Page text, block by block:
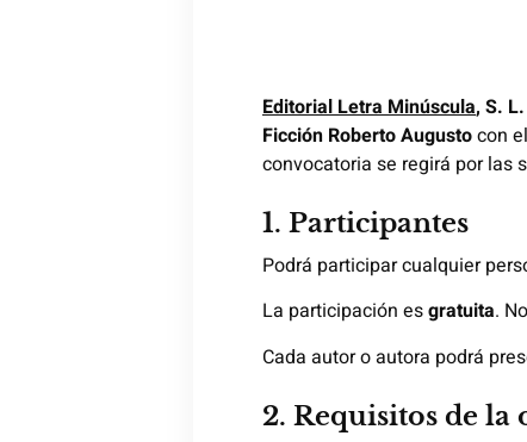
Editorial Letra Minúscula, S. L.
Ficción Roberto Augustocon
convocatoria se regirá por las
1. Participantes
Podrá participar cualquier
La participación esgratuita.
Cada autor o autora podrá
2. Requisitos de la